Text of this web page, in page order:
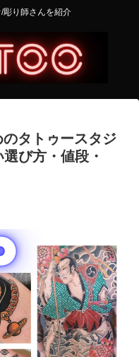
彫り師さんを紹介
のタトゥースタジ
び方・値段・